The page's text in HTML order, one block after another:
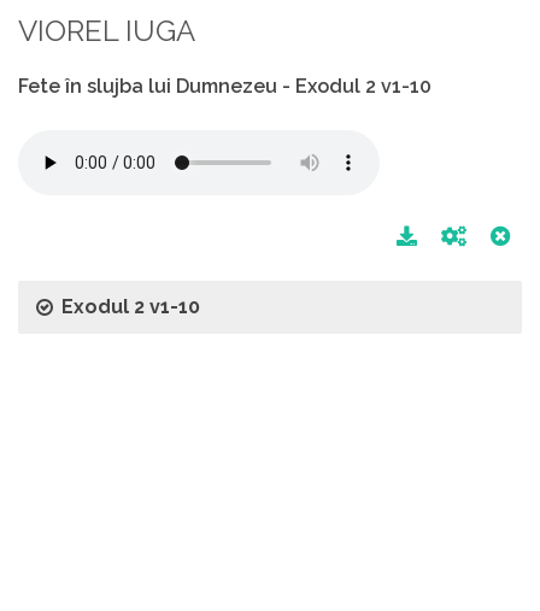
VIOREL IUGA
Fete în slujba lui Dumnezeu - Exodul 2 v1-10
Exodul 2 v1-10